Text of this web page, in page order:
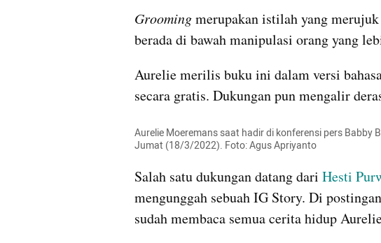
Grooming merupakan istilah yang
berada di bawah manipulasi orang yang
Aurelie merilis buku ini dalam versi
secara gratis. Dukungan pun mengalir
Aurelie Moeremans saat hadir di konferensi pers Babby
Jumat (18/3/2022). Foto: Agus Apriyanto
Salah satu dukungan datang dari Hesti
mengunggah sebuah IG Story. Di
sudah membaca semua cerita hidup